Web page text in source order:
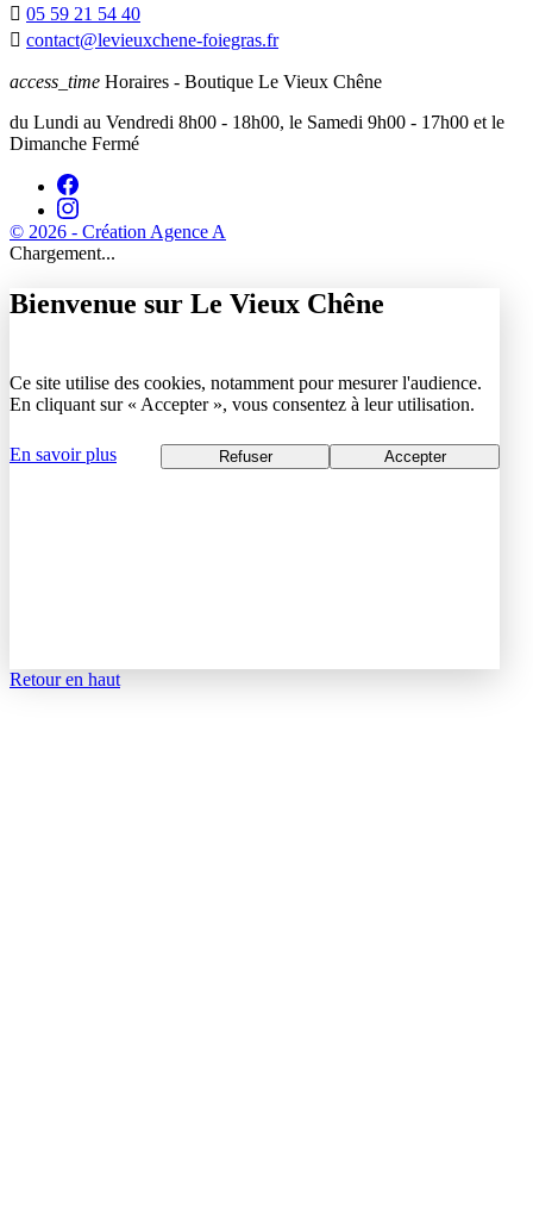
 05 59 21 54 40
 contact@levieuxchene-foiegras.fr
access_time Horaires - Boutique Le Vieux Chêne
du Lundi au Vendredi 8h00 - 18h00, le Samedi 9h00 - 17h00 et le
Dimanche Fermé
© 2026 - Création Agence A
Chargement...
Bienvenue sur Le Vieux Chêne
Ce site utilise des cookies, notamment pour mesurer l'audience.
En cliquant sur « Accepter », vous consentez à leur utilisation.
En savoir plus Refuser Accepter
Retour en haut